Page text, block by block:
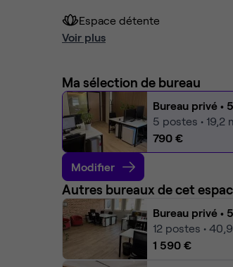
Espace détente
Voir plus
Ma sélection de bureau
Bureau privé •
5 postes • 19,2
790 €
Modifier
Autres bureaux de cet
Bureau privé •
12 postes •
1 590 €